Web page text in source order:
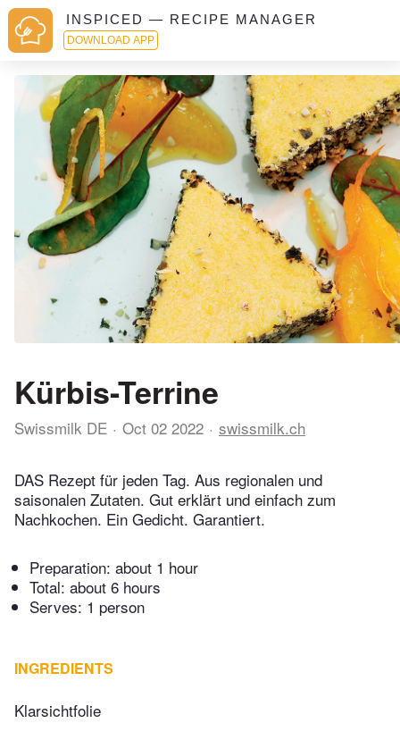
INSPICED — RECIPE MANAGER
DOWNLOAD APP
Kürbis-Terrine
Swissmilk DE Oct 02 2022 swissmilk.ch
DAS Rezept für jeden Tag. Aus regionalen und
saisonalen Zutaten. Gut erklärt und einfach zum
Nachkochen. Ein Gedicht. Garantiert.
Preparation: about 1 hour
Total: about 6 hours
Serves: 1 person
INGREDIENTS
Klarsichtfolie